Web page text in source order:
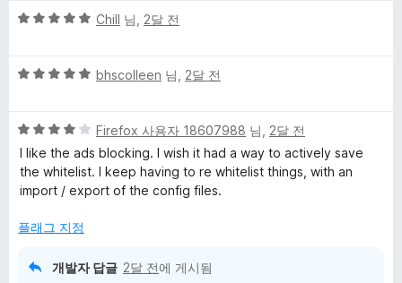
점
점
5
점
점
Chill 님, 2달 전
5
점
에
5
점
bhscolleen 님, 2달 전
5
점
만
점
4
Firefox 사용자 18607988 님, 2달 전
I like the ads blocking. I wish it had a way to actively save
the whitelist. I keep having to re whitelist things, with an
import / export of the config files.
플래그 지정
개발자 답글 2달 전에 게시됨